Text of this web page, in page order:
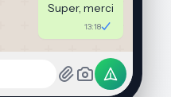
Super, merci
13:18